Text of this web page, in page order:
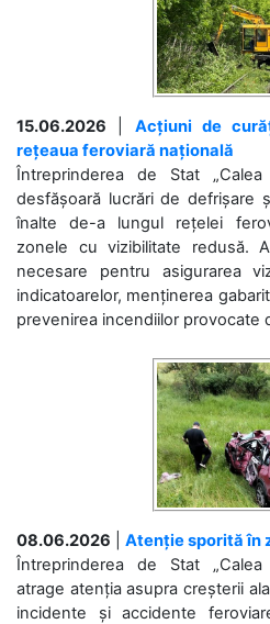
15.06.2026
Acțiuni de
rețeaua feroviară națională
Întreprinderea de Stat
desfășoară lucrări de defrișare
înalte de-a lungul rețelei
zonele cu vizibilitate redusă.
necesare pentru asigurarea
indicatoarelor, menținerea
prevenirea incendiilor provocate
08.06.2026
Atenție sporită în
Întreprinderea de Stat
atrage atenția asupra creșterii
incidente și accidente